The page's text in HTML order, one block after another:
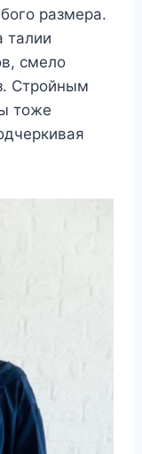
размера.
талии
смело
Стройным
тоже